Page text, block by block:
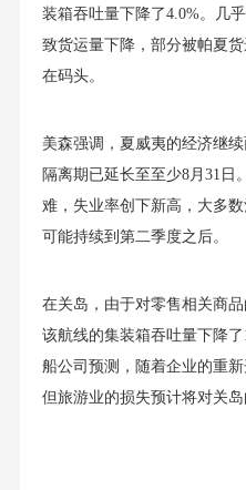
装箱吞吐量下降了4.0%。几
致货运量下降，部分被帕夏
在码头。
美森强调，夏威夷的经济继
隔离期已延长至至少8月31日
难，失业率创下新高，大多
可能持续到第二季度之后。
在关岛，由于对零售相关商
该航线的集装箱吞吐量下降
船公司预测，随着企业的重
但旅游业的损失预计将对关